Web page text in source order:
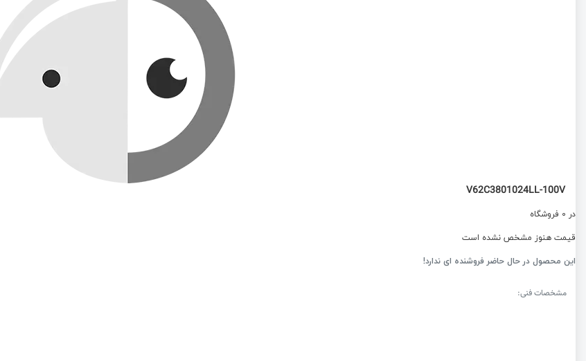
V62C3801024LL-100V
در 0 فروشگاه
قیمت هنوز مشخص نشده است
این محصول در حال حاضر فروشنده ای ندارد!
مشخصات فنی: